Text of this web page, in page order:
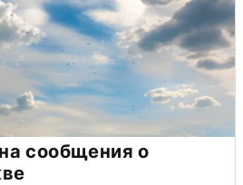
сообщения о